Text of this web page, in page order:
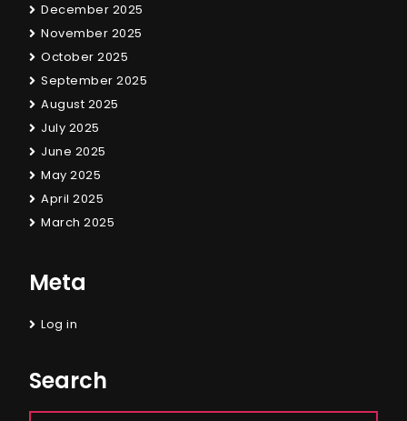
December 2025
November 2025
October 2025
September 2025
August 2025
July 2025
June 2025
May 2025
April 2025
March 2025
Meta
Log in
Search